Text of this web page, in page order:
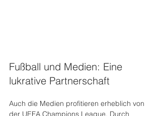
Fußball und Medien: Eine
lukrative Partnerschaft
Auch die Medien profitieren erheblich von
der UEFA Champions League. Durch